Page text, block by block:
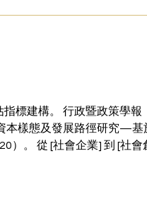
標建構。 行政暨政策學報
本樣態及發展路徑研究—
）。 從 [社會企業] 到 [社